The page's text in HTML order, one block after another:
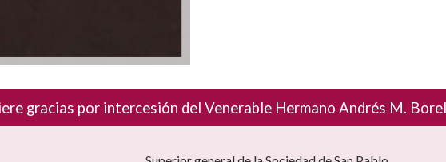
gracias por intercesión del Venerable Hermano Andrés M.